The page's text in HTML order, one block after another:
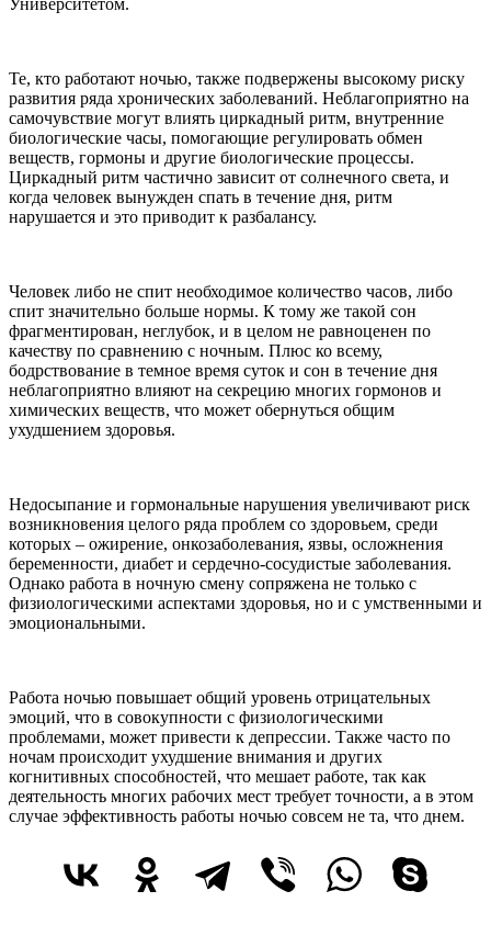
Те, кто работают ночью, также подвержены высокому риску
развития ряда хронических заболеваний. Неблагоприятно на
самочувствие могут влиять циркадный ритм, внутренние
биологические часы, помогающие регулировать обмен
веществ, гормоны и другие биологические процессы.
Циркадный ритм частично зависит от солнечного света, и
когда человек вынужден спать в течение дня, ритм
нарушается и это приводит к разбалансу.
Человек либо не спит необходимое количество часов, либо
спит значительно больше нормы. К тому же такой сон
фрагментирован, неглубок, и в целом не равноценен по
качеству по сравнению с ночным. Плюс ко всему,
бодрствование в темное время суток и сон в течение дня
неблагоприятно влияют на секрецию многих гормонов и
химических веществ, что может обернуться общим
ухудшением здоровья.
Недосыпание и гормональные нарушения увеличивают риск
возникновения целого ряда проблем со здоровьем, среди
которых – ожирение, онкозаболевания, язвы, осложнения
беременности, диабет и сердечно-сосудистые заболевания.
Однако работа в ночную смену сопряжена не только с
физиологическими аспектами здоровья, но и с умственными и
эмоциональными.
Работа ночью повышает общий уровень отрицательных
эмоций, что в совокупности с физиологическими
проблемами, может привести к депрессии. Также часто по
ночам происходит ухудшение внимания и других
когнитивных способностей, что мешает работе, так как
деятельность многих рабочих мест требует точности, а в этом
случае эффективность работы ночью совсем не та, что днем.